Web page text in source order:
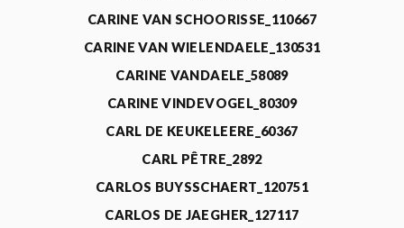
CARINE VAN SCHOORISSE_110667
CARINE VAN WIELENDAELE_130531
CARINE VANDAELE_58089
CARINE VINDEVOGEL_80309
CARL DE KEUKELEERE_60367
CARL PÊTRE_2892
CARLOS BUYSSCHAERT_120751
CARLOS DE JAEGHER_127117